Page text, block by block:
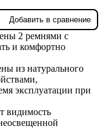
Добавить в сравнение
2 ремнями с
и комфортно
из натурального
эксплуатации при
видимость